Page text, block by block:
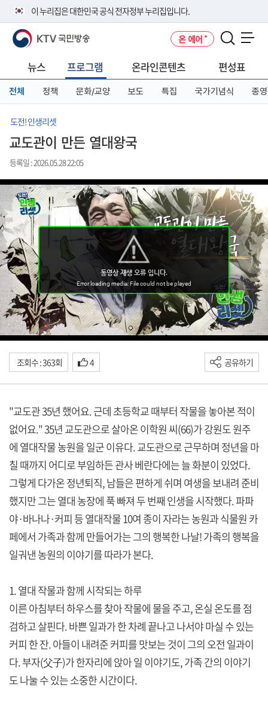
이 누리집은 대한민국 공식 전자정부 누리집입니다.
공식 누리집 주소 확인하기
니다.
이밖에 or.kr 또는 .kr등 다른 도메인 주소를 사용하고 있다면 아래 URL에
서 도메인 주소를 확인해 보세요
KTV 국민방송 온 에어
뉴스 프로그램 온라인콘텐츠 편성표
전체 정책 문화/교양 보도 특집 국가기념식 종영
도전! 인생리셋
교도관이 만든 열대왕국
등록일 : 2026.05.28 22:05
조회수 : 363회 4 공유하기
"교도관 35년 했어요. 근데 초등학교 때부터 작물을 놓아본 적이
없어요." 35년 교도관으로 살아온 이학원 씨(66)가 강원도 원주
에 열대작물 농원을 일군 이유다. 교도관으로 근무하며 정년을 마
칠 때까지 어디로 부임하든 관사 베란다에는 늘 화분이 있었다.
그렇게 다가온 정년퇴직, 남들은 편하게 쉬며 여생을 보내려 준비
했지만 그는 열대 농장에 푹 빠져 두 번째 인생을 시작했다. 파파
야·바나나·커피 등 열대작물 10여 종이 자라는 농원과 식물원 카
페에서 가족과 함께 만들어가는 그의 행복한 나날! 가족의 행복을
일궈낸 농원의 이야기를 따라가 본다.
1. 열대 작물과 함께 시작되는 하루
이른 아침부터 하우스를 찾아 작물에 물을 주고, 온실 온도를 점
검하고 살핀다. 바쁜 일과가 한 차례 끝나고 나서야 마실 수 있는
커피 한 잔. 아들이 내려준 커피를 맛보는 것이 그의 오전 일과이
다. 부자(父子)가 한자리에 앉아 일 이야기도, 가족 간의 이야기
도 나눌 수 있는 소중한 시간이다.